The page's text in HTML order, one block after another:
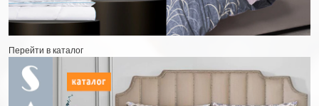
Перейти в каталог